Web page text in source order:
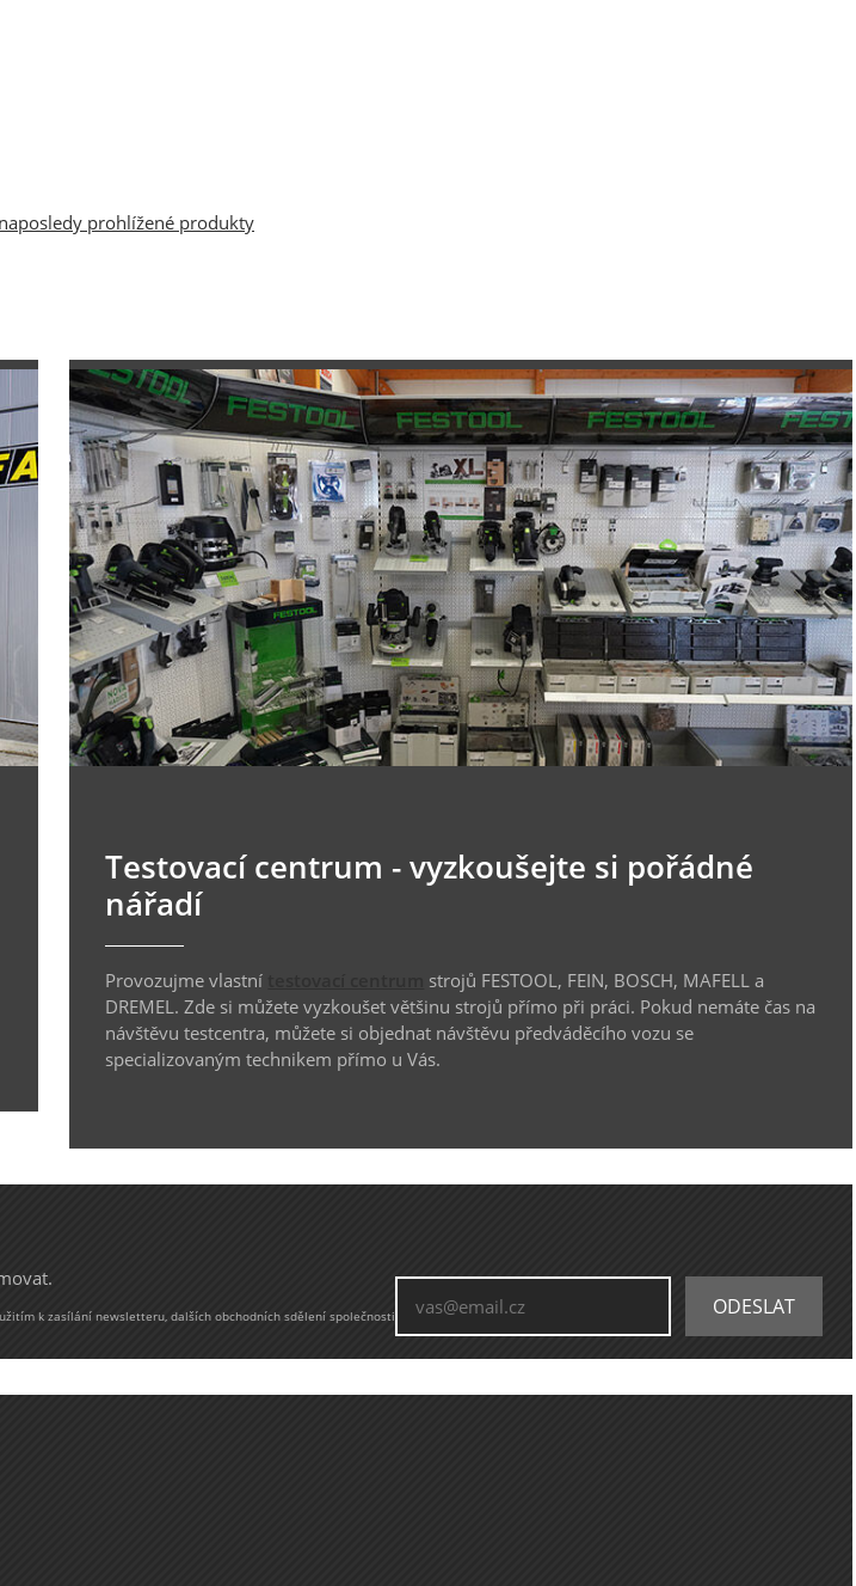
prohlížené produkty
Testovací centrum - vyzkoušejte si pořádné
nářadí
Provozujme vlastní
strojů FESTOOL, FEIN, BOSCH, MAFELL a
DREMEL. Zde si můžete vyzkoušet většinu strojů přímo při práci. Pokud nemáte čas na
návštěvu testcentra, můžete si objednat návštěvu předváděcího vozu se
specializovaným technikem přímo u Vás.
k zasílání newsletteru, dalších obchodních sdělení společnosti